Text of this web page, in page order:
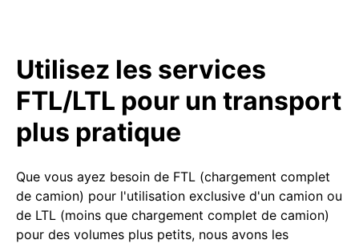
Utilisez les services
FTL/LTL pour un transport
plus pratique
Que vous ayez besoin de FTL (chargement complet
de camion) pour l'utilisation exclusive d'un camion ou
de LTL (moins que chargement complet de camion)
pour des volumes plus petits, nous avons les